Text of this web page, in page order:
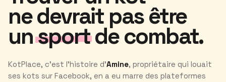
ne devrait pas être
unsportde combat.
KotPlace, c'est l'histoire d'Amine, propriétaire qui louait
ses kots sur Facebook, en a eu marre des plateformes